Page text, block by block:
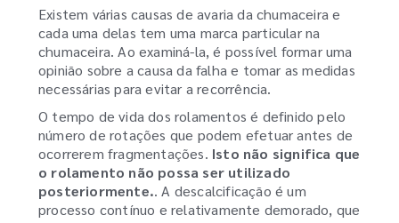
Existem várias causas de avaria da chumaceira e
cada uma delas tem uma marca particular na
chumaceira. Ao examiná-la, é possível formar uma
opinião sobre a causa da falha e tomar as medidas
necessárias para evitar a recorrência.
O tempo de vida dos rolamentos é definido pelo
número de rotações que podem efetuar antes de
ocorrerem fragmentações. Isto não significa que
o rolamento não possa ser utilizado
posteriormente.. A descalcificação é um
processo contínuo e relativamente demorado, que